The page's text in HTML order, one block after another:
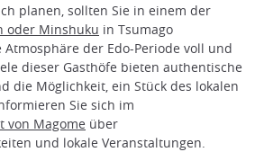
planen, sollten Sie in einem der
oder Minshuku in Tsumago
der Edo-Periode voll und
dieser Gasthöfe bieten authentische
die Möglichkeit, ein Stück des lokalen
Sie sich im
von Magome über
und lokale Veranstaltungen.